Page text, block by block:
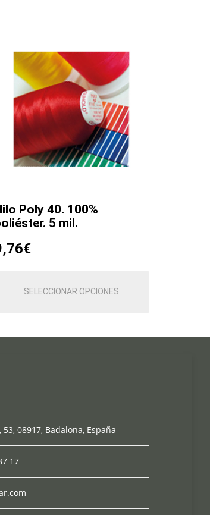
Poly 40. 100%
5 mil.
€
SELECCIONAR OPCIONES
08917, Badalona, España
17